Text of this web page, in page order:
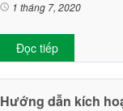
1 tháng 7, 2020
Đọc tiếp
Hướng dẫn kích